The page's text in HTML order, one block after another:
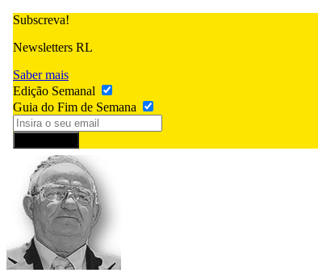
Subscreva!
Newsletters RL
Saber mais
Edição Semanal
Guia do Fim de Semana